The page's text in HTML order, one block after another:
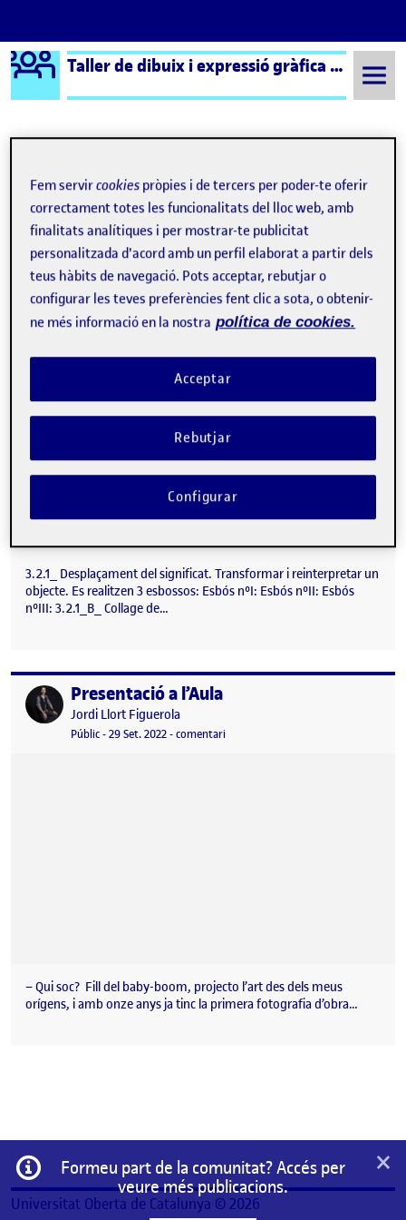
Saltar al contingut
Logo Ágora Taller de dibuix i expressió gràfica aula 2
Semestre 20221 - Aula 2 visual
visual
Publicat perPac 2 – Primer lliurament parcial
Publicat per
Jordi Llort Figuerola
Visibilitat:
Públic-Data de publicació
23 Nov. 2022 24 juliol, 2023 3:53 pm
-comentariel Pac 2 – Primer lliurament parcial
3.2.1_ Desplaçament del significat. Transformar i reinterpretar un
objecte. Es realitzen 3 esbossos: Esbós nºI: Esbós nºII: Esbós
nºIII: 3.2.1_B_ Collage de…
Publicat perPresentació a l’Aula
Publicat per
Jordi Llort Figuerola
Visibilitat:
Públic-Data de publicació
29 Set. 202224 juliol, 2023 8:12 pm
-comentariel Presentació a l’Aula
– Qui soc? Fill del baby-boom, projecto l’art des dels meus
orígens, i amb onze anys ja tinc la primera fotografia d’obra…
Informació
Formeu part de la comunitat? Accés per
veure més publicacions.
×
Universitat Oberta de Catalunya © 2026
Fem servircookies pròpies i de tercers per poder-te oferir
correctament totes les funcionalitats del lloc web, amb
finalitats analítiques i per mostrar-te publicitat
personalitzada d'acord amb un perfil elaborat a partir dels
teus hàbits de navegació. Pots acceptar, rebutjar o
configurar les teves preferències fent clic a sota, o obtenir-
ne més informació en la nostra política de cookies.
Rebutjar
Acceptar
Configurar